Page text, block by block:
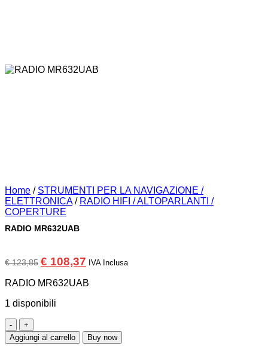
Home / STRUMENTI PER LA NAVIGAZIONE /
ELETTRONICA / RADIO HIFI / ALTOPARLANTI /
COPERTURE
RADIO MR632UAB
€123,85 Il
originale
€ 123,85.
€ 108,37 Il
attuale
IVA Inclusa
RADIO MR632UAB
1 disponibili
RADIO
MR632UAB
quantità
Aggiungi al carrello Buy now